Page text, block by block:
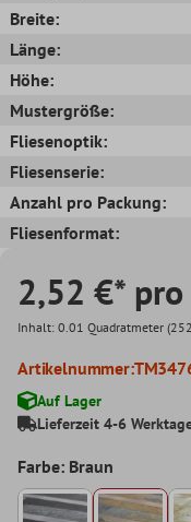
Breite:
Länge:
Höhe:
Mustergröße:
Fliesenoptik:
Fliesenserie:
Anzahl pro Packung:
Fliesenformat:
2,52 €*
Inhalt: 0.01 Quadratmeter
Artikelnummer:
Auf Lager
Lieferzeit 4-6
Farbe: Braun